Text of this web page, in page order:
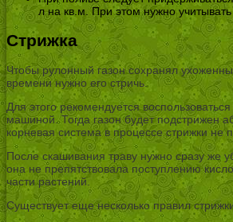
л на кв.м. При этом нужно
Стрижка
Чтобы рулонный газон сохранял
времени нужно его стричь.
Для этого рекомендуется
машиной. Тогда газон будет подстрижен
корневая система в процессе стрижки не
После скашивания траву нужно сразу же
она не препятствовала поступлению
части растений.
Существует еще несколько правил